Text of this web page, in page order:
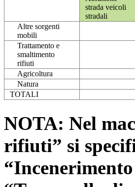
strada veicoli
stradali
Altre sorgenti
mobili
Trattamento e
smaltimento
rifiuti
Agricoltura
Natura
TOTALI
NOTA: Nel
rifiuti” si